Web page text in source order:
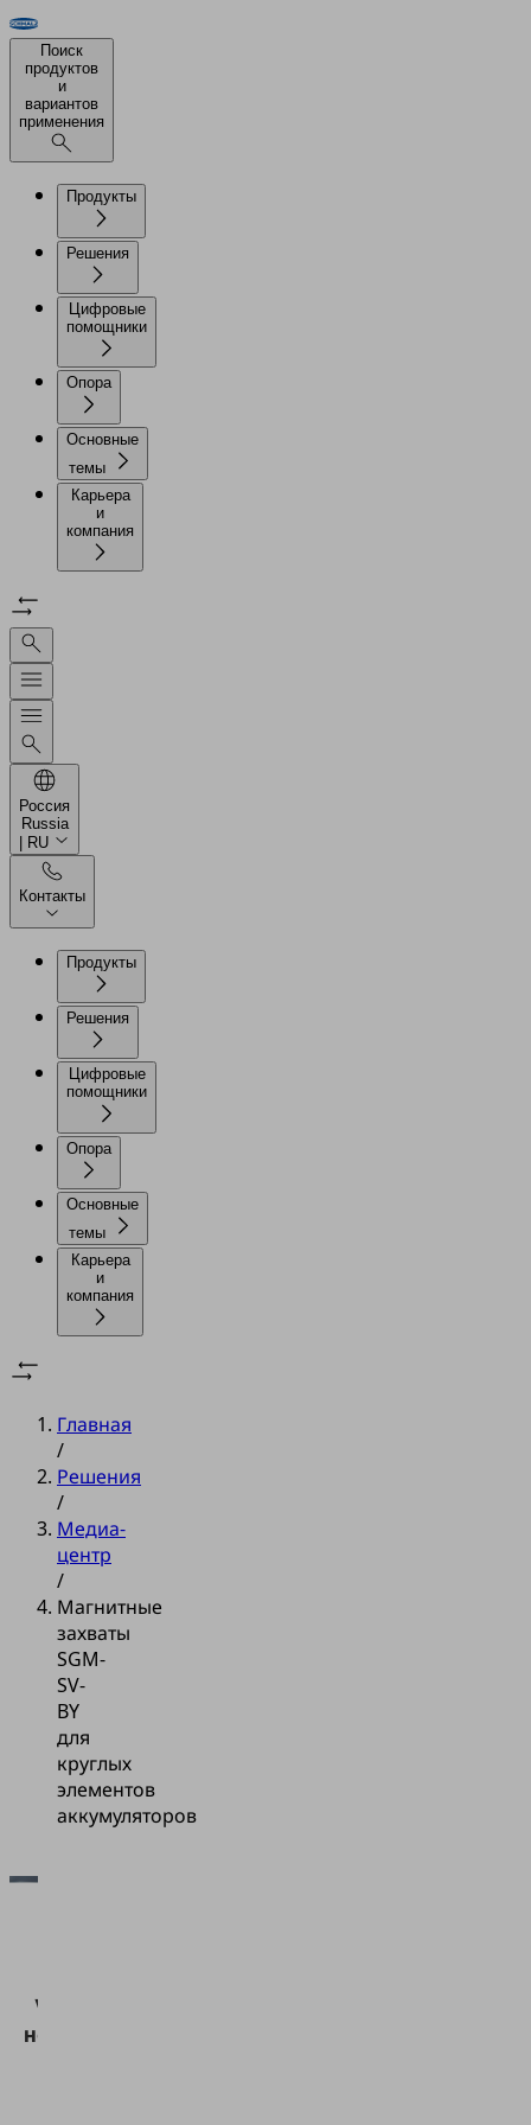
Поиск
продуктов
и
вариантов
применения
Продукты
Решения
Цифровые
помощники
Опора
Основные
темы
Карьера
и
компания
Россия
Russia
| RU
Контакты
Продукты
Решения
Цифровые
помощники
Опора
Основные
темы
Карьера
и
компания
Главная
/
Решения
/
Медиа-
центр
/
Магнитные
захваты
SGM-
SV-
BY
для
круглых
элементов
аккумуляторов
Vimeo нам
необходимо